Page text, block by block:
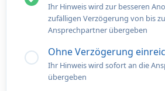
Ihr Hinweis wird zur besseren
zufälligen Verzögerung von bis
Ansprechpartner übergeben
Ohne Verzögerung
Ihr Hinweis wird sofort an die
übergeben